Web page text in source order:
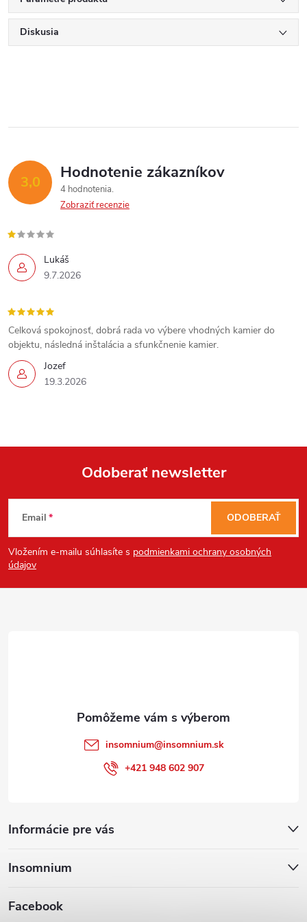
Diskusia
3,0 Hodnotenie zákazníkov
4 hodnotenia
Zobraziť recenzie
Lukáš
9.7.2026
Jozef
19.3.2026
Celková spokojnosť, dobrá rada vo výbere vhodných kamier do
objektu, následná inštalácia a sfunkčnenie kamier.
Z
á
p
Odoberať newsletter
Email
Vložením e-mailu súhlasíte s podmienkami ochrany osobných
údajov
ODOBERAŤ
Informácie pre vás
Insomnium
Facebook
insomnium@insomnium.sk
+421 948 602 907